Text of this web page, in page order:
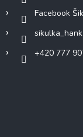
Facebook
+420 777